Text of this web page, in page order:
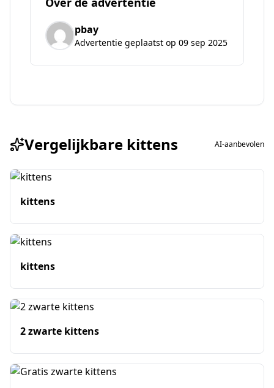
pbay
Advertentie geplaatst op 09 sep 2025
Vergelijkbare kittens AI-aanbevolen
kittens
kittens
2 zwarte kittens